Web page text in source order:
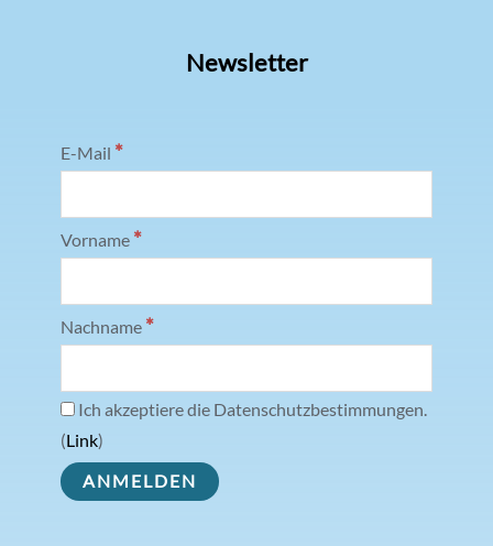
Newsletter
E-Mail *
Vorname *
Nachname *
Ich akzeptiere die Datenschutzbestimmungen.
(Link)